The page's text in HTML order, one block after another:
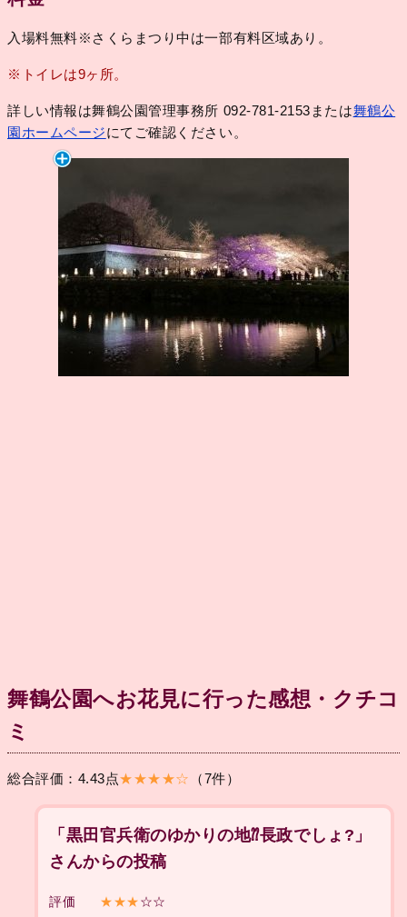
入場料無料※さくらまつり中は一部有料区域あり。
※トイレは9ヶ所。
詳しい情報は舞鶴公園管理事務所 092-781-2153または舞鶴公
園ホームページにてご確認ください。
舞鶴公園へお花見に行った感想・クチコ
ミ
総合評価：4.43点★★★★☆ （7件）
「黒田官兵衛のゆかりの地⁇長政でしょ?」
さんからの投稿
評価 ★★★☆☆